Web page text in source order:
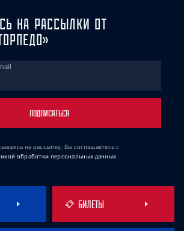
НА РАССЫЛКИ ОТ
ПОДПИСАТЬСЯ
на рассылку, Вы соглашаетесь с
обработки персональных данных
БИЛЕТЫ